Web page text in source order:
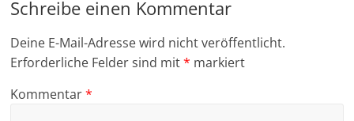
Schreibe einen Kommentar
Deine E-Mail-Adresse wird nicht veröffentlicht.
Erforderliche Felder sind mit* markiert
Kommentar*